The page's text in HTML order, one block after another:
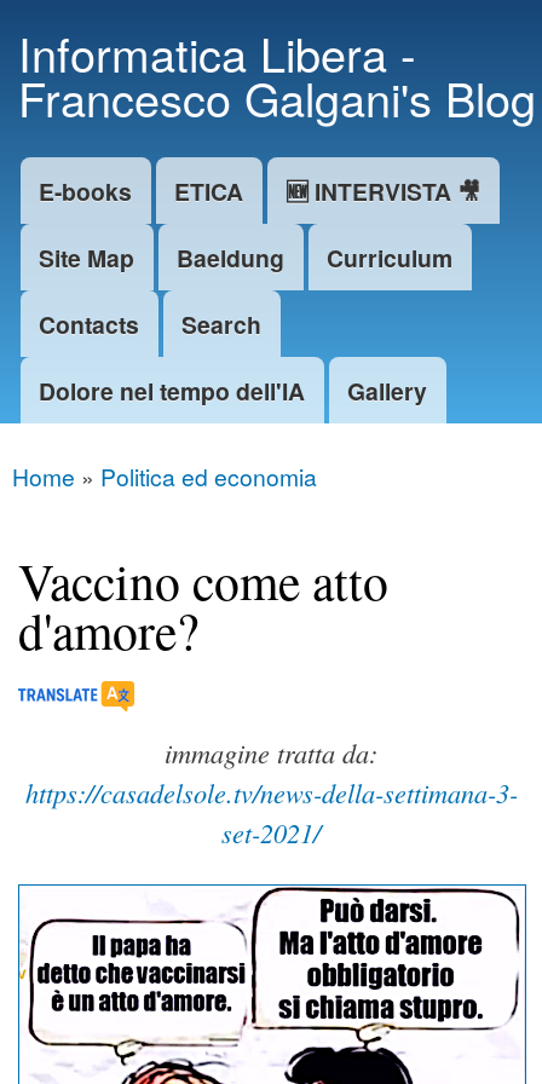
main
content
Informatica Libera -
Francesco Galgani's Blog
Main menu
E-books ETICA
🆕 INTERVISTA 🎥
Site Map
Baeldung
Curriculum
Contacts
Search
Dolore nel tempo dell'IA
Gallery
You are here
Home » Politica ed economia
Vaccino come atto
d'amore?
immagine tratta da:
https://casadelsole.tv/news-della-settimana-3-
set-2021/